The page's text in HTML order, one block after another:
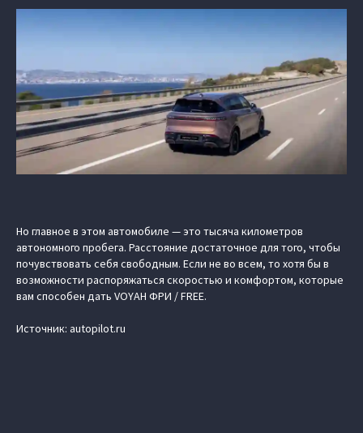
Но главное в этом автомобиле — это тысяча километров
автономного пробега. Расстояние достаточное для того, чтобы
почувствовать себя свободным. Если не во всем, то хотя бы в
возможности распоряжаться скоростью и комфортом, которые
вам способен дать VOYAH ФРИ / FREE.
Источник: autopilot.ru